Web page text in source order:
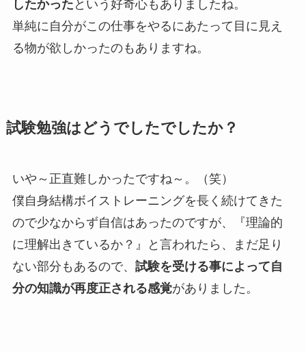
したかった という好奇心もありましたね。
単純に自分がこの仕事をやるにあたって目に見え
る物が欲しかったのもありますね。
試験勉強はどうでしたでしたか？
いや～正直難しかったですね～。（笑）
僕自身結構ボイストレーニングを長く続けてきた
ので少なからず自信はあったのですが、『理論的
に理解出きているか？』と言われたら、まだ足り
ない部分もあるので、 試験を受ける事によって自
分の知識が再度正される感覚がありました。